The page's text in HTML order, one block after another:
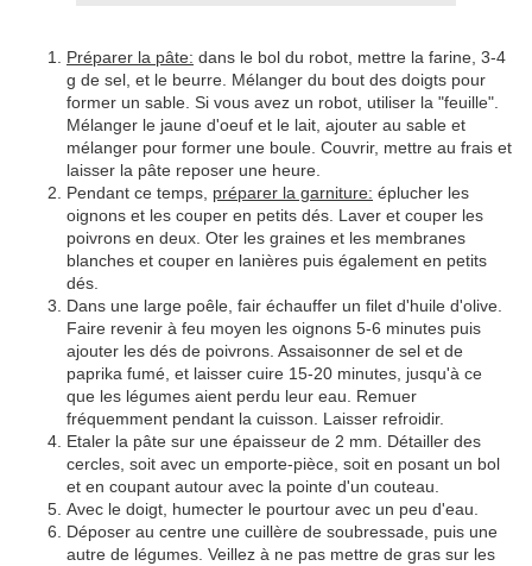
Préparer la pâte: dans le bol du robot, mettre la farine, 3-4
g de sel, et le beurre. Mélanger du bout des doigts pour
former un sable. Si vous avez un robot, utiliser la "feuille".
Mélanger le jaune d'oeuf et le lait, ajouter au sable et
mélanger pour former une boule. Couvrir, mettre au frais et
laisser la pâte reposer une heure.
Pendant ce temps, préparer la garniture: éplucher les
oignons et les couper en petits dés. Laver et couper les
poivrons en deux. Oter les graines et les membranes
blanches et couper en lanières puis également en petits
dés.
Dans une large poêle, fair échauffer un filet d'huile d'olive.
Faire revenir à feu moyen les oignons 5-6 minutes puis
ajouter les dés de poivrons. Assaisonner de sel et de
paprika fumé, et laisser cuire 15-20 minutes, jusqu'à ce
que les légumes aient perdu leur eau. Remuer
fréquemment pendant la cuisson. Laisser refroidir.
Etaler la pâte sur une épaisseur de 2 mm. Détailler des
cercles, soit avec un emporte-pièce, soit en posant un bol
et en coupant autour avec la pointe d'un couteau.
Avec le doigt, humecter le pourtour avec un peu d'eau.
Déposer au centre une cuillère de soubressade, puis une
autre de légumes. Veillez à ne pas mettre de gras sur les